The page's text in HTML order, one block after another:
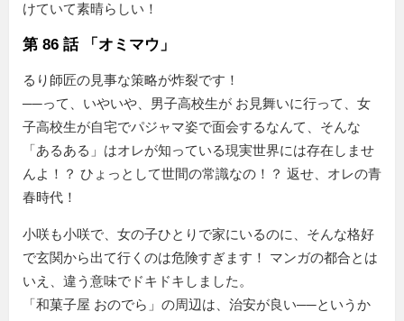
けていて素晴らしい！
第 86 話 「オミマウ」
るり師匠の見事な策略が炸裂です！
──って、いやいや、男子高校生が お見舞いに行って、女
子高校生が自宅でパジャマ姿で面会するなんて、そんな
「あるある」はオレが知っている現実世界には存在しませ
んよ！？ ひょっとして世間の常識なの！？ 返せ、オレの青
春時代！
小咲も小咲で、女の子ひとりで家にいるのに、そんな格好
で玄関から出て行くのは危険すぎます！ マンガの都合とは
いえ、違う意味でドキドキしました。
「和菓子屋 おのでら」の周辺は、治安が良い──というか